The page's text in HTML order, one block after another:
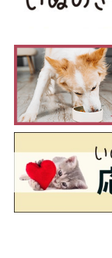
だろう。長年一緒に
とだらけ。不思議な
なくてお困りの飼い
ね。